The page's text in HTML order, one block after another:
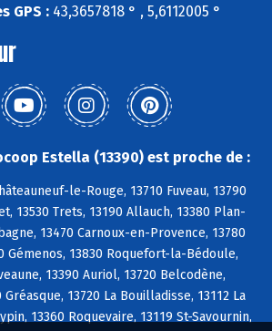
GPS :43,3657818 ° , 5,6112005 °
Estella (13390) est proche de :
le-Rouge, 13710 Fuveau, 13790
13530 Trets, 13190 Allauch, 13380 Plan-
13470 Carnoux-en-Provence, 13780
Gémenos, 13830 Roquefort-la-Bédoule,
13390 Auriol, 13720 Belcodène,
Gréasque, 13720 La Bouilladisse, 13112 La
13360 Roquevaire, 13119 St-Savournin,